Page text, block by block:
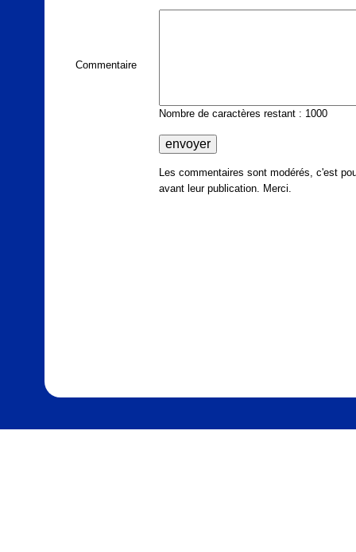
Commentaire
Nombre de caractères restant : 1000
Les commentaires sont modérés, c'est
avant leur publication. Merci.